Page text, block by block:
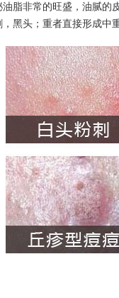
油脂非常的旺盛，油腻的
，黑头；重者直接形成中
业医师,对
荨麻疹，
医生简介：顾富
医师、教授，每
态反应性皮肤病